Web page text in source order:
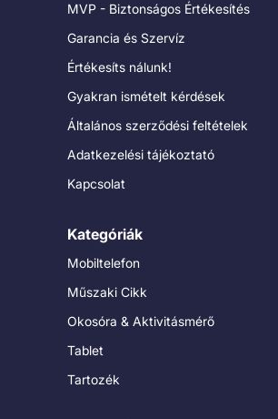
MVP - Biztonságos Értékesítés
Garancia és Szervíz
Értékesíts nálunk!
Gyakran ismételt kérdések
Általános szerződési feltételek
Adatkezelési tájékoztató
Kapcsolat
Kategóriák
Mobiltelefon
Műszaki Cikk
Okosóra & Aktivitásmérő
Tablet
Tartozék